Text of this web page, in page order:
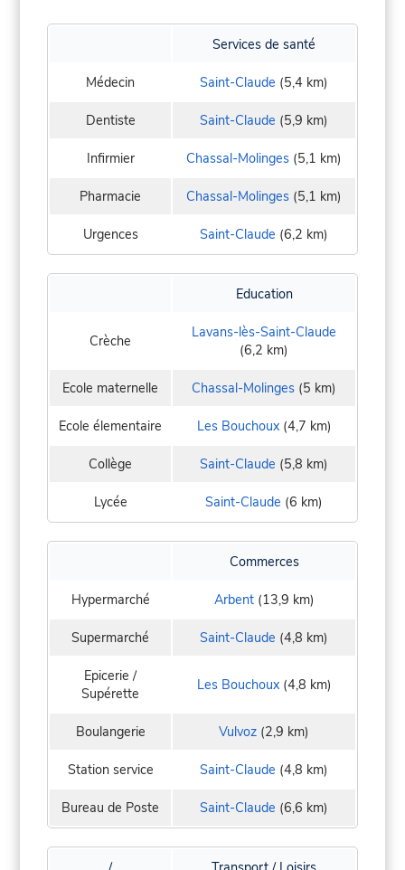
Services de santé
Médecin Saint-Claude (5,4 km)
Dentiste Saint-Claude (5,9 km)
Infirmier Chassal-Molinges (5,1 km)
Pharmacie Chassal-Molinges (5,1 km)
Urgences Saint-Claude (6,2 km)
Education
Crèche
Lavans-lès-Saint-Claude
(6,2 km)
Ecole maternelle Chassal-Molinges (5 km)
Ecole élementaire Les Bouchoux(4,7 km)
Collège Saint-Claude (5,8 km)
Lycée Saint-Claude (6 km)
Commerces
Hypermarché Arbent(13,9 km)
Supermarché Saint-Claude (4,8 km)
Epicerie /
Supérette
Les Bouchoux(4,8 km)
Boulangerie Vulvoz (2,9 km)
Station service Saint-Claude (4,8 km)
Bureau de Poste Saint-Claude (6,6 km)